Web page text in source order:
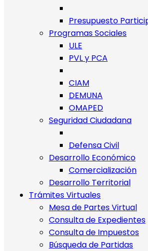
Presupuesto
Programas Sociales
ULE
PVL y PCA
CIAM
DEMUNA
OMAPED
Seguridad Ciudadana
Defensa Civil
Desarrollo Económico
Comercialización
Desarrollo Territorial
Trámites Virtuales
Mesa de Partes Virtual
Consulta de Expedientes
Consulta de Impuestos
Búsqueda de Partidas